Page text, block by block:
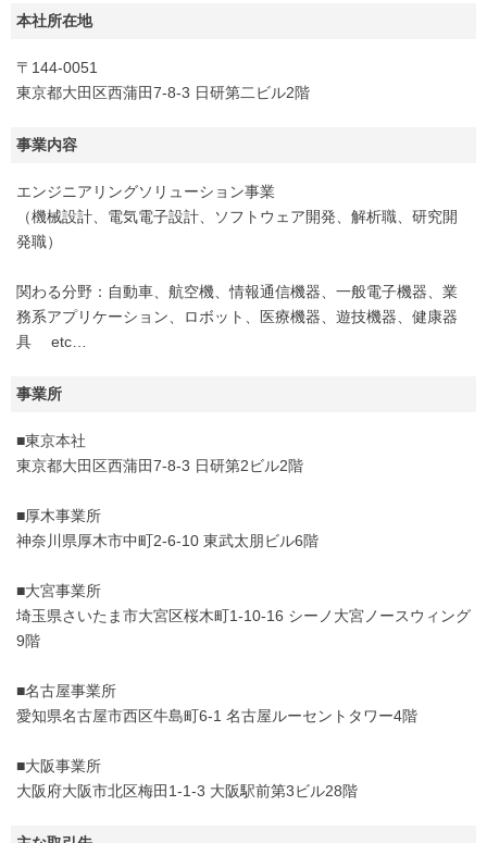
本社所在地
〒144-0051
東京都大田区西蒲田7-8-3 日研第二ビル2階
事業内容
エンジニアリングソリューション事業
（機械設計、電気電子設計、ソフトウェア開発、解析職、研究開
発職）
関わる分野：自動車、航空機、情報通信機器、一般電子機器、業
務系アプリケーション、ロボット、医療機器、遊技機器、健康器
具 etc…
事業所
■東京本社
東京都大田区西蒲田7-8-3 日研第2ビル2階
■厚木事業所
神奈川県厚木市中町2-6-10 東武太朋ビル6階
■大宮事業所
埼玉県さいたま市大宮区桜木町1-10-16 シーノ大宮ノースウィング
9階
■名古屋事業所
愛知県名古屋市西区牛島町6-1 名古屋ルーセントタワー4階
■大阪事業所
大阪府大阪市北区梅田1-1-3 大阪駅前第3ビル28階